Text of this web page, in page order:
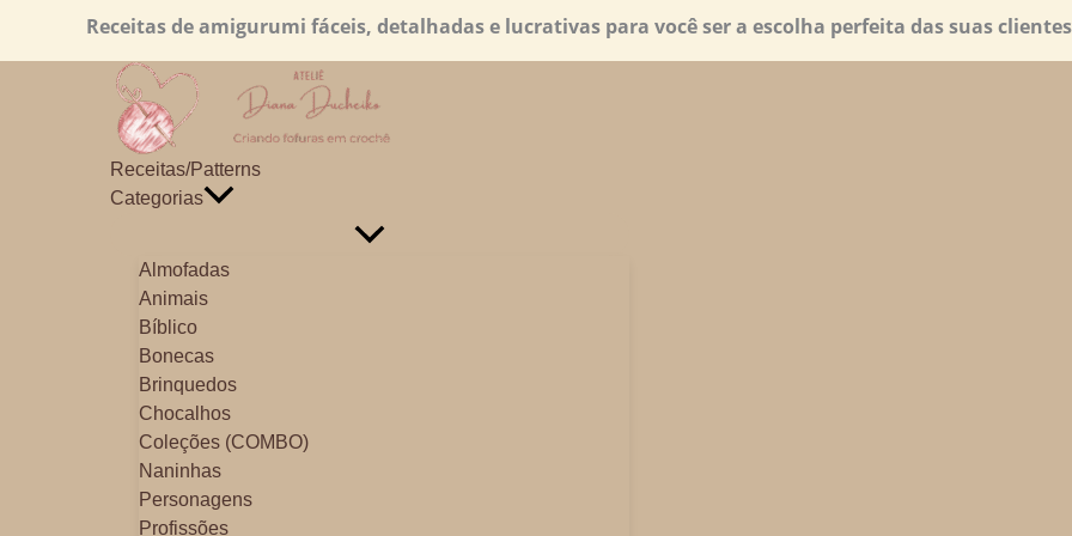
Receitas de amigurumi fáceis, detalhadas e lucrativas para você ser a escolha perfeita das suas
Receitas/Patterns
Categorias
Almofadas
Animais
Bíblico
Bonecas
Brinquedos
Chocalhos
Coleções (COMBO)
Naninhas
Personagens
Profissões